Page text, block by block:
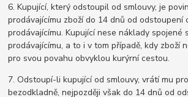
6. Kupující, který odstoupil od smlouvy, je
prodávajícímu zboží do 14 dnů od odstoupení
prodávajícímu. Kupující nese náklady spojené
prodávajícímu, a to i v tom případě, kdy zboží
pro svou povahu obvyklou kurýrní cestou.
7. Odstoupí-li kupující od smlouvy, vrátí mu
bezodkladně, nejpozději však do 14 dnů od